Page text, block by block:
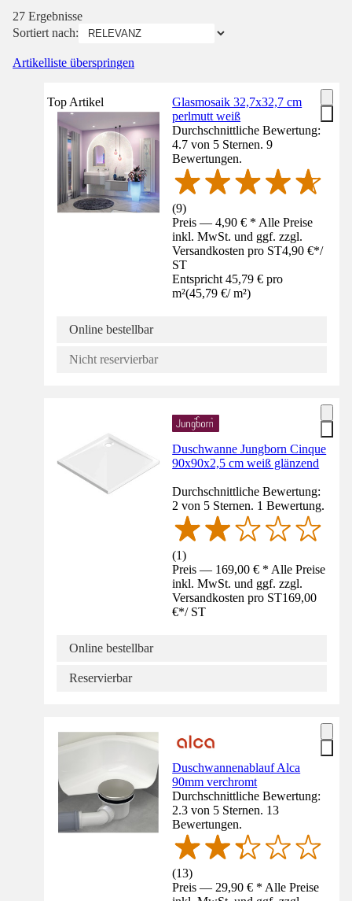
27 Ergebnisse
Sortiert nach:
Artikelliste überspringen
Top Artikel
Glasmosaik 32,7x32,7 cm
perlmutt weiß
Durchschnittliche Bewertung:
4.7 von 5 Sternen. 9
Bewertungen.
(9)
Preis — 4,90 € * Alle Preise
inkl. MwSt. und ggf. zzgl.
Versandkosten pro ST4,90 €*/
ST
Entspricht 45,79 € pro
m²(45,79 €/ m²)
Online bestellbar
Nicht reservierbar
Duschwanne Jungborn Cinque
90x90x2,5 cm weiß glänzend
Durchschnittliche Bewertung:
2 von 5 Sternen. 1 Bewertung.
(1)
Preis — 169,00 € * Alle Preise
inkl. MwSt. und ggf. zzgl.
Versandkosten pro ST169,00
€*/ ST
Online bestellbar
Reservierbar
Duschwannenablauf Alca
90mm verchromt
Durchschnittliche Bewertung:
2.3 von 5 Sternen. 13
Bewertungen.
(13)
Preis — 29,90 € * Alle Preise